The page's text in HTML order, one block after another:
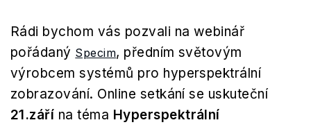
Rádi bychom vás pozvali na webinář
pořádaný Specim, předním světovým
výrobcem systémů pro hyperspektrální
zobrazování. Online setkání se uskuteční
21.září na téma Hyperspektrální